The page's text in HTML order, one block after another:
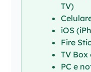
TV)
iOS
Fire
TV
PC e